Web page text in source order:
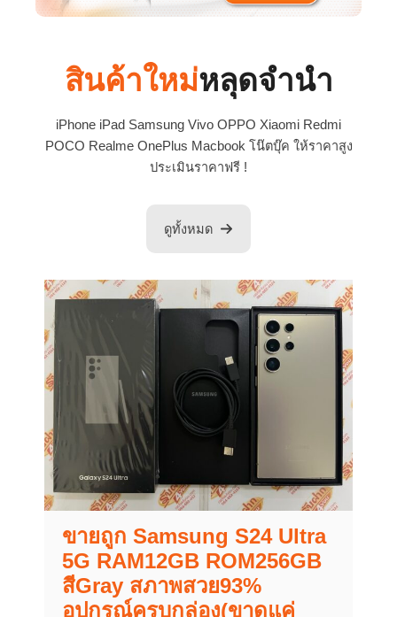
สินค้าใหม่หลุดจำนำ
iPhone iPad Samsung Vivo OPPO Xiaomi Redmi
POCO Realme OnePlus Macbook โน๊ตบุ๊ค ให้ราคาสูง
ประเมินราคาฟรี !
ดูทั้งหมด
ขายถูก Samsung S24 Ultra
5G RAM12GB ROM256GB
สีGray สภาพสวย93%
อุปกรณ์ครบกล่อง(ขาดแค่